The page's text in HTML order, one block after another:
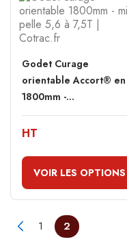
Godet Curage
orientable Accort® en
1800mm -...
HT
VOIR LES OPTIONS
1 2